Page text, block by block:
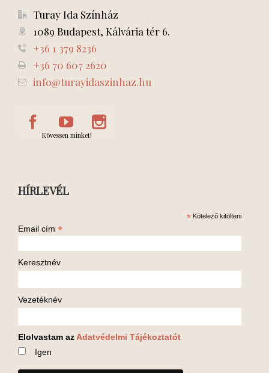
Turay Ida Színház
1089 Budapest, Kálvária tér 6.
+36 1 379 8236
+36 70 607 2620
info@turayidaszinhaz.hu
Kövessen minket!
HÍRLEVÉL
* Kötelező kitölteni
Email cím *
Keresztnév
Vezetéknév
Elolvastam az Adatvédelmi Tájékoztatót
Igen